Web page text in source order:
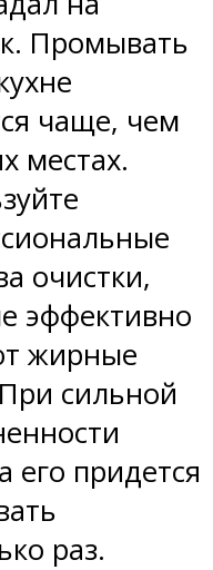
Промывать
чаще, чем
местах.
очистки,
эффективно
жирные
сильной
его придется
раз.